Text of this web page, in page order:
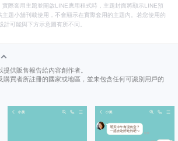
實際套用主題並開啟LINE應用程式時，主題封面將顯示LINE預
題小舖刊載使用，不會顯示在實際套用的主題內。若您使用的
計可能與下方示意圖有所不同。
供販售報告給內容創作者。
購買者所註冊的國家或地區，並未包含任何可識別用戶的